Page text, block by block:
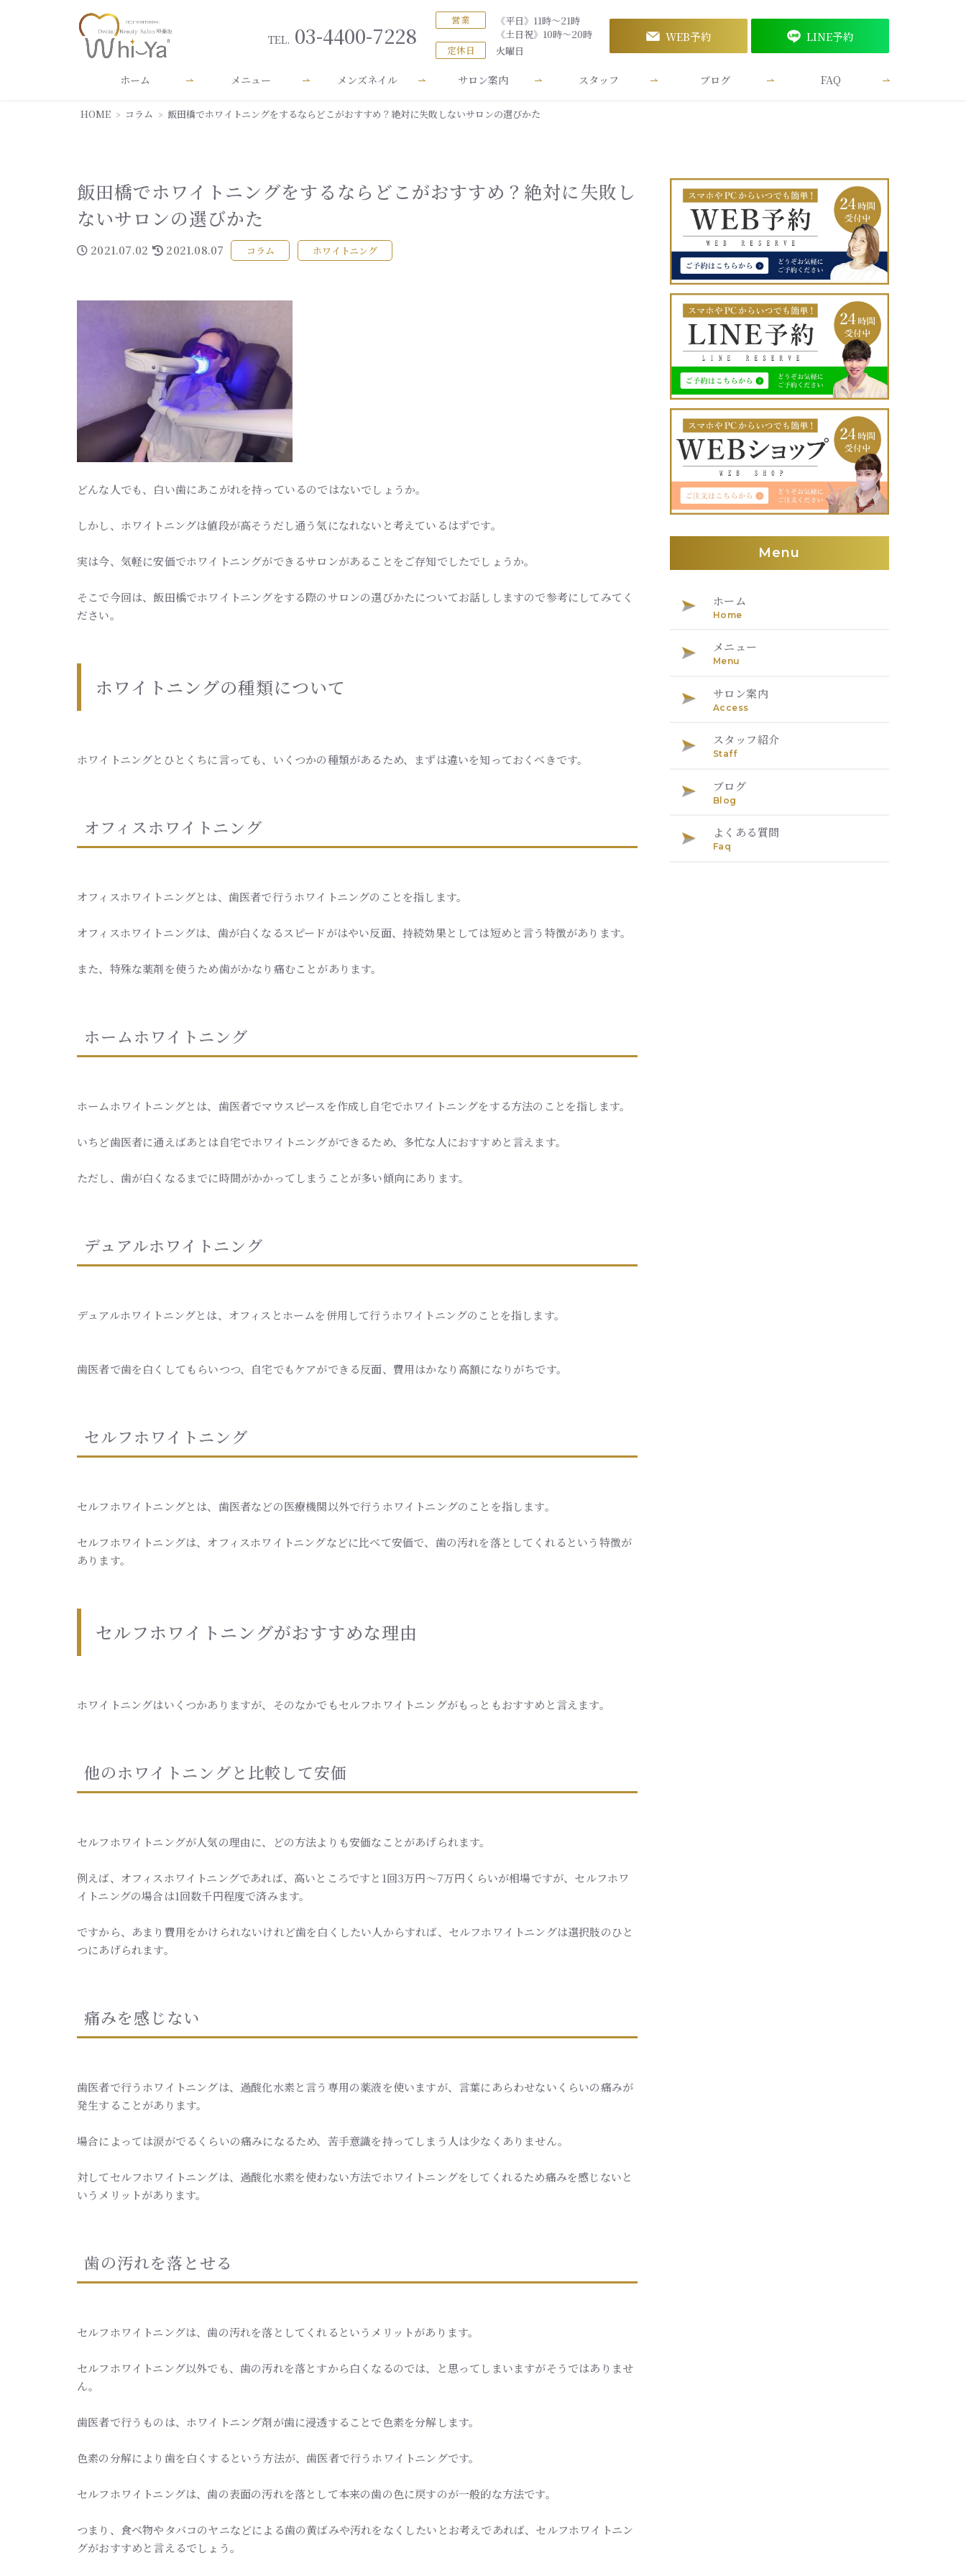
TEL. 03-4400-7228
営業
《平日》11時～21時
《土日祝》10時～20時
定休日 火曜日
WEB予約 LINE予約
ホーム メニュー メンズネイル サロン案内 スタッフ ブログ FAQ
HOME コラム 飯田橋でホワイトニングをするならどこがおすすめ？絶対に失敗しないサロンの選びかた
飯田橋でホワイトニングをするならどこがおすすめ？絶対に失敗し
ないサロンの選びかた
2021.07.02 2021.08.07 コラム ホワイトニング
どんな人でも、白い歯にあこがれを持っているのではないでしょうか。
しかし、ホワイトニングは値段が高そうだし通う気になれないと考えているはずです。
実は今、気軽に安価でホワイトニングができるサロンがあることをご存知でしたでしょうか。
そこで今回は、飯田橋でホワイトニングをする際のサロンの選びかたについてお話ししますので参考にしてみてく
ださい。
ホワイトニングの種類について
ホワイトニングとひとくちに言っても、いくつかの種類があるため、まずは違いを知っておくべきです。
オフィスホワイトニング
オフィスホワイトニングとは、歯医者で行うホワイトニングのことを指します。
オフィスホワイトニングは、歯が白くなるスピードがはやい反面、持続効果としては短めと言う特徴があります。
また、特殊な薬剤を使うため歯がかなり痛むことがあります。
ホームホワイトニング
ホームホワイトニングとは、歯医者でマウスピースを作成し自宅でホワイトニングをする方法のことを指します。
いちど歯医者に通えばあとは自宅でホワイトニングができるため、多忙な人におすすめと言えます。
ただし、歯が白くなるまでに時間がかかってしまうことが多い傾向にあります。
デュアルホワイトニング
デュアルホワイトニングとは、オフィスとホームを併用して行うホワイトニングのことを指します。
歯医者で歯を白くしてもらいつつ、自宅でもケアができる反面、費用はかなり高額になりがちです。
セルフホワイトニング
セルフホワイトニングとは、歯医者などの医療機関以外で行うホワイトニングのことを指します。
セルフホワイトニングは、オフィスホワイトニングなどに比べて安価で、歯の汚れを落としてくれるという特徴が
あります。
セルフホワイトニングがおすすめな理由
ホワイトニングはいくつかありますが、そのなかでもセルフホワイトニングがもっともおすすめと言えます。
他のホワイトニングと比較して安価
セルフホワイトニングが人気の理由に、どの方法よりも安価なことがあげられます。
例えば、オフィスホワイトニングであれば、高いところですと1回3万円～7万円くらいが相場ですが、セルフホワ
イトニングの場合は1回数千円程度で済みます。
ですから、あまり費用をかけられないけれど歯を白くしたい人からすれば、セルフホワイトニングは選択肢のひと
つにあげられます。
痛みを感じない
歯医者で行うホワイトニングは、過酸化水素と言う専用の薬液を使いますが、言葉にあらわせないくらいの痛みが
発生することがあります。
場合によっては涙がでるくらいの痛みになるため、苦手意識を持ってしまう人は少なくありません。
対してセルフホワイトニングは、過酸化水素を使わない方法でホワイトニングをしてくれるため痛みを感じないと
いうメリットがあります。
歯の汚れを落とせる
セルフホワイトニングは、歯の汚れを落としてくれるというメリットがあります。
セルフホワイトニング以外でも、歯の汚れを落とすから白くなるのでは、と思ってしまいますがそうではありませ
ん。
歯医者で行うものは、ホワイトニング剤が歯に浸透することで色素を分解します。
色素の分解により歯を白くするという方法が、歯医者で行うホワイトニングです。
セルフホワイトニングは、歯の表面の汚れを落として本来の歯の色に戻すのが一般的な方法です。
つまり、食べ物やタバコのヤニなどによる歯の黄ばみや汚れをなくしたいとお考えであれば、セルフホワイトニン
グがおすすめと言えるでしょう。
Menu
ホーム
Home
メニュー
Menu
サロン案内
Access
スタッフ紹介
Staff
ブログ
Blog
よくある質問
Faq